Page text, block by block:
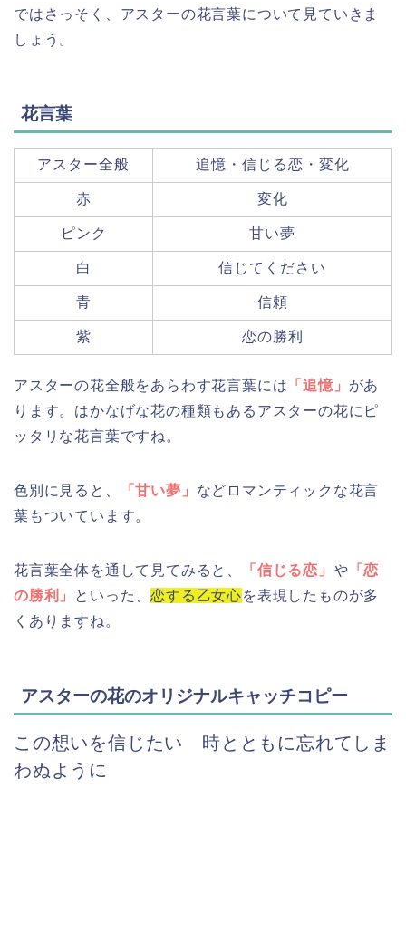
ではさっそく、アスターの花言葉について見ていきま
しょう。
花言葉
アスター全般 追憶・信じる恋・変化
赤 変化
ピンク 甘い夢
白 信じてください
青 信頼
紫 恋の勝利
アスターの花全般をあらわす花言葉には 「追憶」 があ
ります。はかなげな花の種類もあるアスターの花にピ
ッタリな花言葉ですね。
色別に見ると、 「甘い夢」 などロマンティックな花言
葉もついています。
花言葉全体を通して見てみると、 「信じる恋」 や 「恋
の勝利」
といった、恋する乙女心を表現したものが多
くありますね。
アスターの花のオリジナルキャッチコピー
この想いを信じたい 時とともに忘れてしま
わぬように